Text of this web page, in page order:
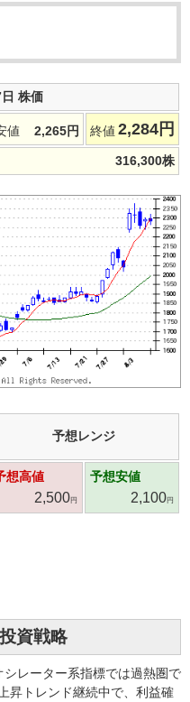
株価
値 2,265円 終値 2,284 円
316,300株
予想レンジ
想高値
2,500円
予想安値
2,100円
資戦略
レーター系指標では過熱圏で
昇トレンド継続中で、利益確